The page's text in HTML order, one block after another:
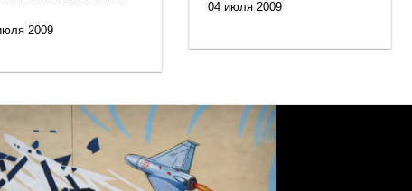
2009
04 июля 2009